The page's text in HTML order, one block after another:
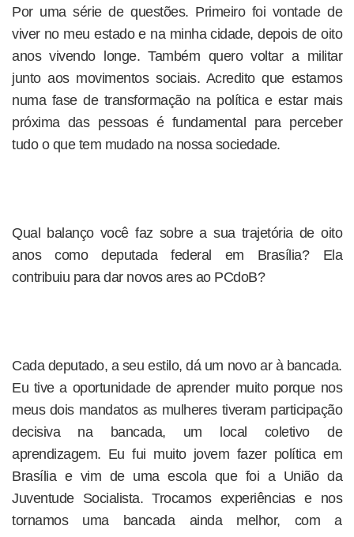
Por uma série de questões. Primeiro foi vontade de
viver no meu estado e na minha cidade, depois de oito
anos vivendo longe. Também quero voltar a militar
junto aos movimentos sociais. Acredito que estamos
numa fase de transformação na política e estar mais
próxima das pessoas é fundamental para perceber
tudo o que tem mudado na nossa sociedade.
Qual balanço você faz sobre a sua trajetória de oito
anos como deputada federal em Brasília? Ela
contribuiu para dar novos ares ao PCdoB?
Cada deputado, a seu estilo, dá um novo ar à bancada.
Eu tive a oportunidade de aprender muito porque nos
meus dois mandatos as mulheres tiveram participação
decisiva na bancada, um local coletivo de
aprendizagem. Eu fui muito jovem fazer política em
Brasília e vim de uma escola que foi a União da
Juventude Socialista. Trocamos experiências e nos
tornamos uma bancada ainda melhor, com a